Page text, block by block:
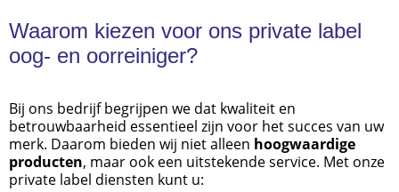
Waarom kiezen voor ons private label
oog- en oorreiniger?
Bij ons bedrijf begrijpen we dat kwaliteit en
betrouwbaarheid essentieel zijn voor het succes van uw
merk. Daarom bieden wij niet alleen hoogwaardige
producten, maar ook een uitstekende service. Met onze
private label diensten kunt u: